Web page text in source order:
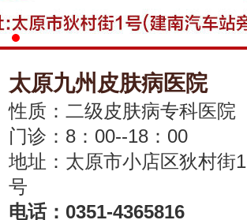
太原九州皮肤病医院
性质：二级皮肤病专科医院
门诊：8：00--18：00
地址：太原市小店区狄村街1
号
电话： 0351-4365816